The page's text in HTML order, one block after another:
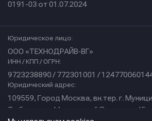
0191-03 от 01.07.2024
Юридическое лицо:
ООО «ТЕХНОДРАЙВ-ВГ»
ИНН / КПП / ОГРН:
9723238890 / 772301001 /
Юридический адрес:
109559, Город Москва, вн.тер. г.
Люблино, ул Марьинский Парк, дом 45,